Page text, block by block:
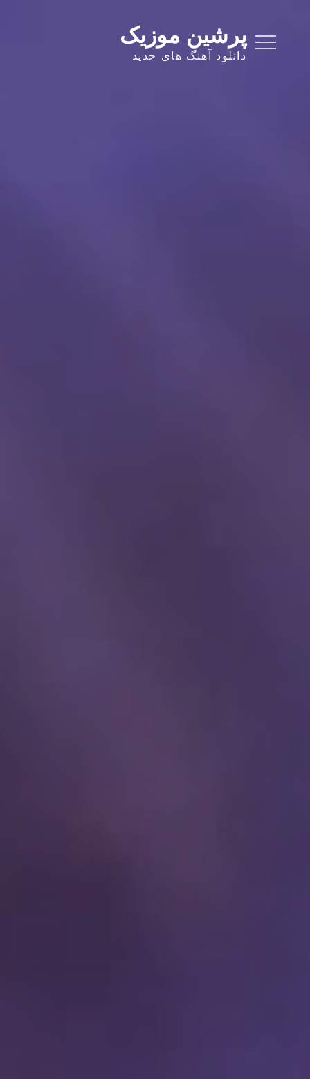
content
پرشین موزیک
دانلود آهنگ های جدید